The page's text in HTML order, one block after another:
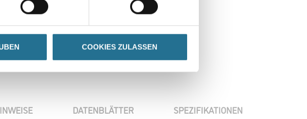
COOKIES ZULASSEN
DATENBLÄTTER SPEZIFIKATIONEN